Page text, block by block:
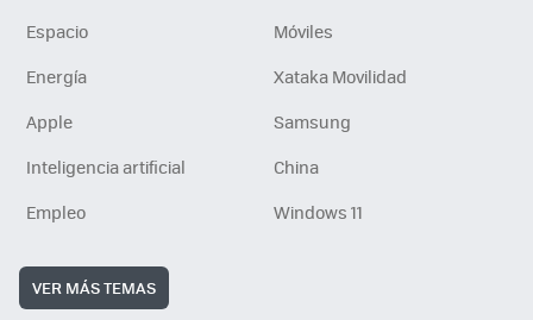
Espacio
Móviles
Energía
Xataka Movilidad
Apple
Samsung
Inteligencia artificial
China
Empleo
Windows 11
VER MÁS TEMAS